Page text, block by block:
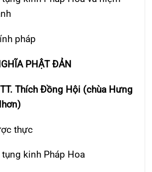
pháp
PHẬT ĐẢN
Thích Đồng Hội (chùa Hưng
thực
kinh Pháp Hoa